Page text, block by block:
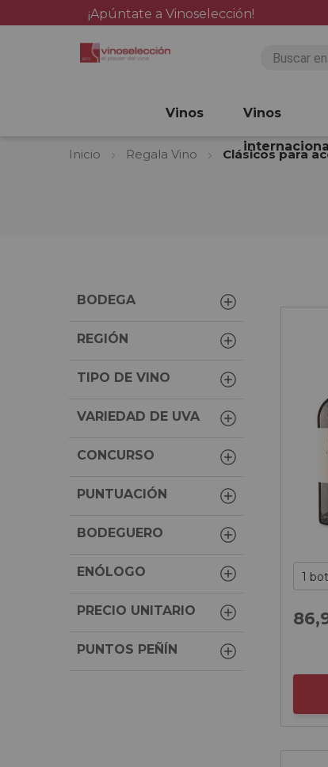
¡Apúntate a Vinoselección!
Vinos Vinos
Inicio Regala Vino Clásicos para
86,
BODEGA
REGIÓN
TIPO DE VINO
VARIEDAD DE UVA
CONCURSO
PUNTUACIÓN
BODEGUERO
ENÓLOGO
PRECIO UNITARIO
PUNTOS PEÑÍN